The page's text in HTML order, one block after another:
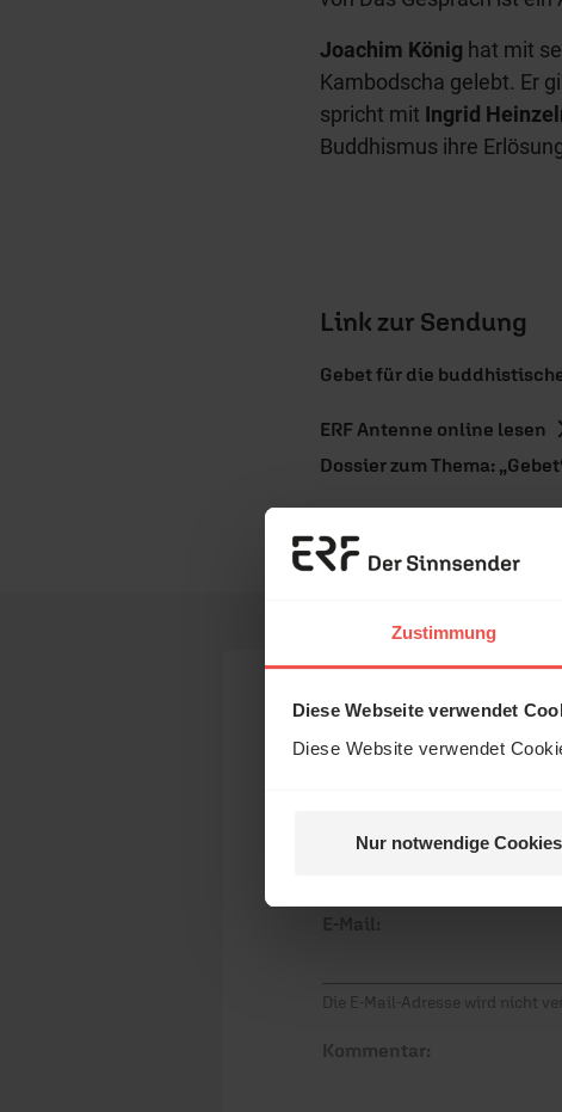
Zustimmung
Diese Webseite verwendet
Diese Website verwendet
Nur notwendige Cookies
Joachim König hat mit
Kambodscha gelebt. Er
spricht mit Ingrid
Buddhismus ihre
Link zur Sendung
Gebet für die
ERF Antenne online lesen
Dossier zum Thema:
Ihr
Die E-Mail-Adresse wird nicht
Kommentar:
Erzähl
Das
und